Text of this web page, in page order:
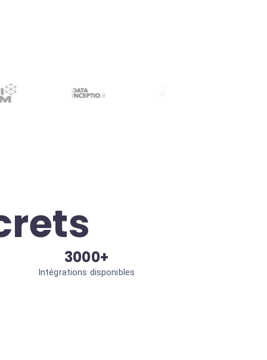
3000+
Intégrations disponibles